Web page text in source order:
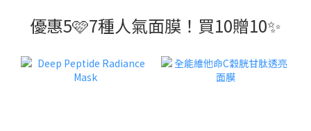
優惠5🩷7種人氣面膜！買10贈10✨